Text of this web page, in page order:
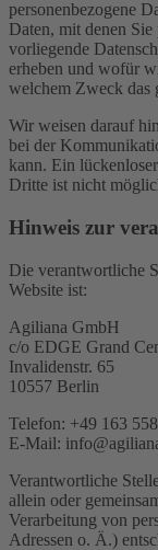
personenbezogene
Daten, mit denen
vorliegende
erheben und wofür
welchem Zweck das
Wir weisen darauf
bei der
kann. Ein
Dritte ist nicht
Hinweis zur
Die verantwortliche
Website ist:
Agiliana GmbH
c/o EDGE Grand
Invalidenstr. 65
10557 Berlin
Telefon: +49 163
E-Mail:
Verantwortliche
allein oder
Verarbeitung von
Adressen o. Ä.)